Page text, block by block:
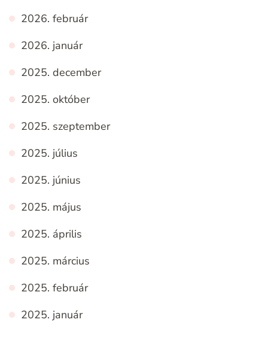
2026. február
2026. január
2025. december
2025. október
2025. szeptember
2025. július
2025. június
2025. május
2025. április
2025. március
2025. február
2025. január